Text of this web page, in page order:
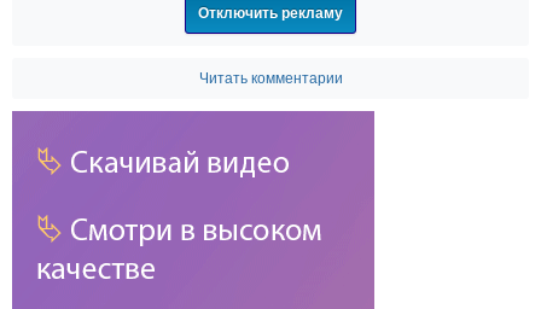
Отключить рекламу
Читать комментарии